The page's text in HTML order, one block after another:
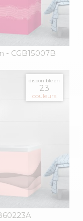
- CGB15007B
disponible en
23
couleurs